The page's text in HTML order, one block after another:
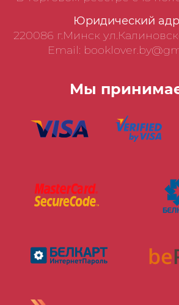
Юридический
220086 г.Минск
Email:
Мы